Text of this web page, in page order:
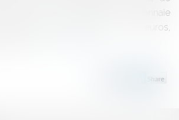
ou au moyen de monnaie
000 euros, au lieu de 3 000 euros,
est rési...